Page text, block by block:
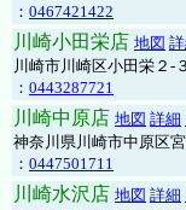
： 0467421422
川崎小田栄店 地図
川崎市川崎区小田栄２
： 0443287721
川崎中原店 地図 詳細
神奈川県川崎市中原区
： 0447501711
川崎水沢店 地図 詳細